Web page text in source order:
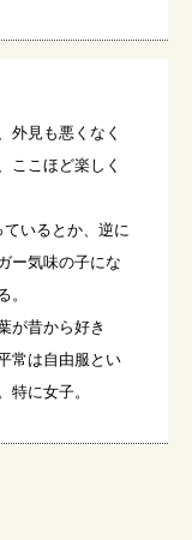
外見も悪くなく
ここほど楽しく
いるとか、逆に
ー気味の子にな
が昔から好き
常は自由服とい
に女子。